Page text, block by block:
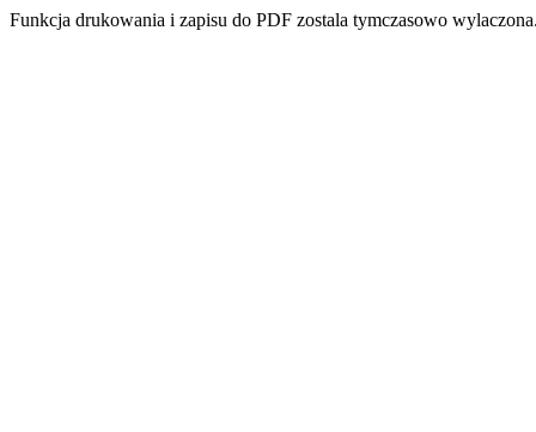
Funkcja drukowania i zapisu do PDF zostala tymczasowo